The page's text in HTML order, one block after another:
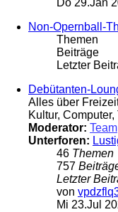
Do 29.Jan
Non-Opernball-
Themen
Beiträge
Letzter
Debütanten-
Alles über
Kultur,
Moderator: Team
Unterforen:
46 Themen
757
Letzter
von
Mi 23.Jul